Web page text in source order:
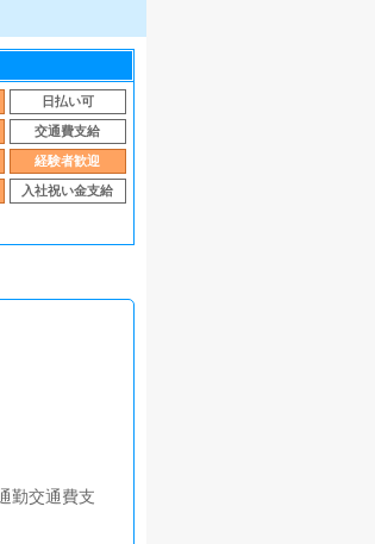
日払い可
交通費支給
経験者歓迎
入社祝い金支給
勤交通費支